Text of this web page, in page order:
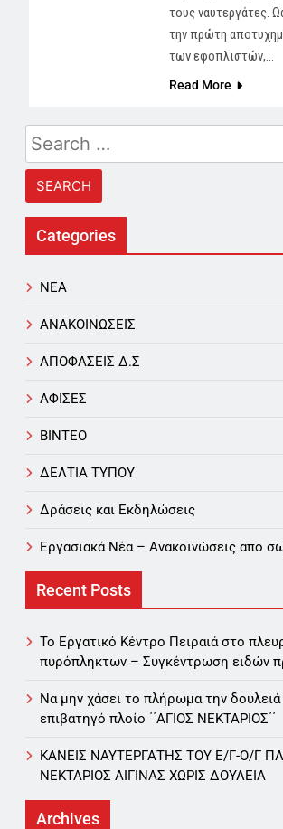
τους ναυτεργάτες.
την πρώτη
των εφοπλιστών,…
Read More
Search
for:
Categories
NEA
ΑΝΑΚΟΙΝΩΣΕΙΣ
ΑΠΟΦΑΣΕΙΣ Δ.Σ
ΑΦΙΣΕΣ
ΒΙΝΤΕΟ
ΔΕΛΤΙΑ ΤΥΠΟΥ
Δράσεις και Εκδηλώσεις
Εργασιακά Νέα – Aνακοινώσεις απο
Recent Posts
Το Εργατικό Κέντρο Πειραιά στο
πυρόπληκτων – Συγκέντρωση ειδών
Να μην χάσει το πλήρωμα την
επιβατηγό πλοίο ΄΄ΑΓΙΟΣ ΝΕΚΤΑΡΙΟΣ΄΄
ΚΑΝΕΙΣ ΝΑΥΤΕΡΓΑΤΗΣ TOY Ε/Γ-Ο/Γ
ΝΕΚΤΑΡΙΟΣ ΑΙΓΙΝΑΣ ΧΩΡΙΣ ΔΟΥΛΕΙΑ
Archives